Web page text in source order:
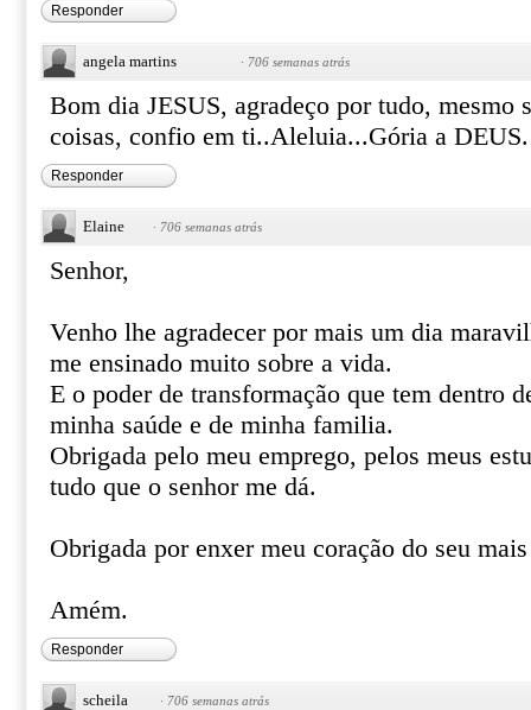
Responder
angela martins · 706 semanas atrás
Bom dia JESUS, agradeço por tudo, mesmo
coisas, confio em ti..Aleluia...Gória a DEUS.
Responder
Elaine · 706 semanas atrás
Senhor,
Venho lhe agradecer por mais um dia
me ensinado muito sobre a vida.
E o poder de transformação que tem dentro
minha saúde e de minha familia.
Obrigada pelo meu emprego, pelos meus
tudo que o senhor me dá.
Obrigada por enxer meu coração do seu
Amém.
Responder
scheila · 706 semanas atrás